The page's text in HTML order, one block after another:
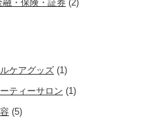
融・保険・証券 (2)
ケアグッズ (1)
ティーサロン (1)
(5)